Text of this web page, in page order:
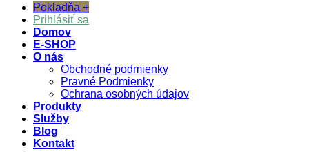
Pokladňa +
Prihlásiť sa
Domov
E-SHOP
O nás
Obchodné podmienky
Pravné Podmienky
Ochrana osobných údajov
Produkty
Služby
Blog
Kontakt